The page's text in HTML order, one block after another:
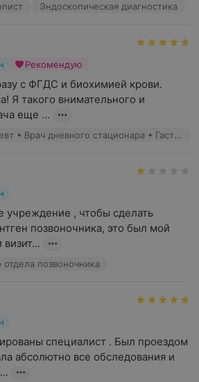
Эндоскопическая диагностика
Рекомендую
с ФГДС и биохимией крови.
Я такого внимательного и
еще ...
Ледник А. И. - Терапевт • Врач дневного стационара • Гастроэнтеролог
учреждение , чтобы сделать
позвоночника, это был мой
позвоночника
специалист . Был проездом
абсолютно все обследования и